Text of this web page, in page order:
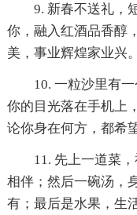
9. 新春不送礼，
你，融入红酒品香醇
美，事业辉煌家业兴
10. 一粒沙里有
你的目光落在手机上
论你身在何方，都希
11. 先上一道菜
相伴；然后一碗汤，
有；最后是水果，生